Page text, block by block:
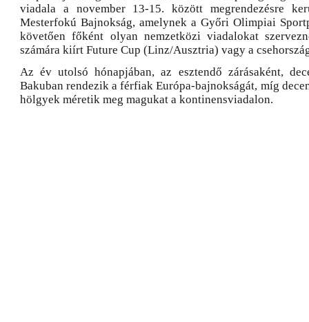
viadala a november 13-15. között megrendezésre
Mesterfokú Bajnokság, amelynek a Győri Olimpiai
követően főként olyan nemzetközi viadalokat
számára kiírt Future Cup (Linz/Ausztria) vagy a
Az év utolsó hónapjában, az esztendő zárásaként,
Bakuban rendezik a férfiak Európa-bajnokságát, míg
hölgyek méretik meg magukat a kontinensviadalon.